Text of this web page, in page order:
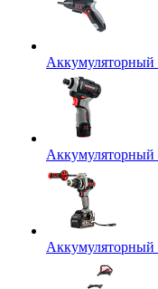
Аккумуляторный
Аккумуляторный
Аккумуляторный